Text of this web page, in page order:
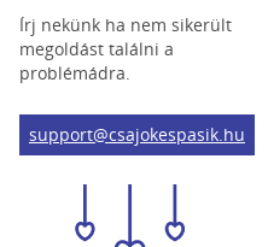
Írj nekünk ha nem sikerült
megoldást találni a
problémádra.
support@csajokespasik.hu